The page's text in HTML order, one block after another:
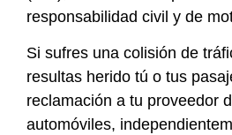
responsabilidad civil y de
Si sufres una colisión de
resultas herido tú o tus
reclamación a tu proveedor
automóviles,